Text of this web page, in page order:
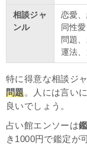
相談ジャ
ンル
恋愛
同性
問題
運法
特に得意な相談ジ
問題。人には言い
良いでしょう。
占い館エンソーは
き1000円で鑑定が